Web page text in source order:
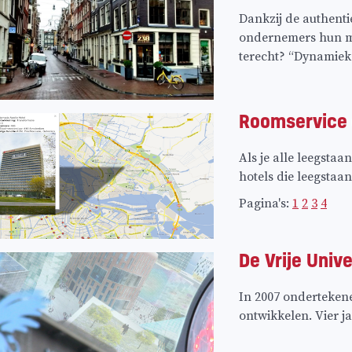
Dankzij de
ondernemers hun
terecht?
Als je alle
hotels die
Pagina's: 1 2 3 4
De Vrije
In 2007
ontwikkelen. Vier